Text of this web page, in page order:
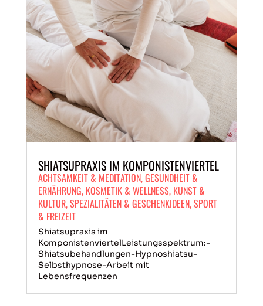
SHIATSUPRAXIS IM KOMPONISTENVIERTEL
ACHTSAMKEIT & MEDITATION,GESUNDHEIT &
ERNÄHRUNG, KOSMETIK & WELLNESS, KUNST &
KULTUR,SPEZIALITÄTEN & GESCHENKIDEEN,SPORT
& FREIZEIT
Shiatsupraxis im
KomponistenviertelLeistungsspektrum:-
Shiatsubehandlungen-Hypnoshiatsu-
Selbsthypnose-Arbeit mit
Lebensfrequenzen